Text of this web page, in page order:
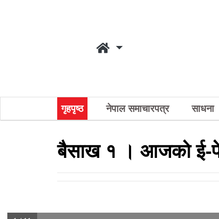
गृहपृष्ठ नेपाल समाचारपत्र साधना
बैसाख १ । आजको ई-